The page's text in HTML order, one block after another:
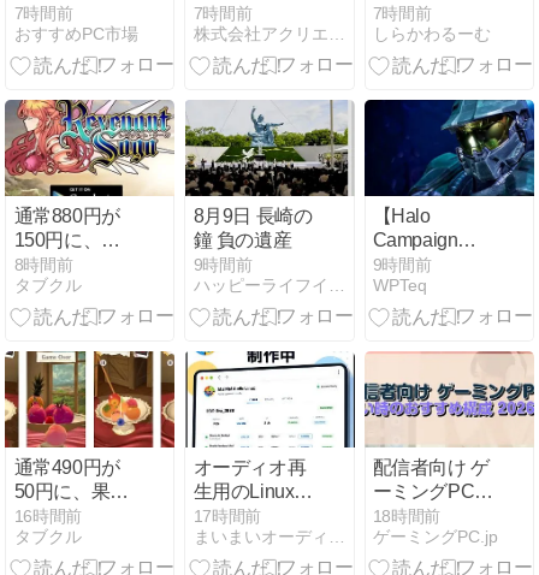
蔵NVMe SSD
おすすめ
7時間前
おすすめPC市場
く理由｜
Windows の静
かな“裏側の仕
7時間前
株式会社アクリエ AQlier
10機能。個人
開発アプリ
「くまモビ」
デート記録
7時間前
しらかわるーむ
通常880円が
150円に、ケ
ムコの王道
RPG『レヴナ
ントサーガ』
プリ値下げセ
ール
2026/08/09
8時間前
タブクル
8月9日 長崎の
鐘 負の遺産
9時間前
ハッピーライフイン沖縄
【Halo
Campaign
Evolved】
Xbox携帯ハー
ドでもプレイ
9時間前
WPTeq
通常490円が
50円に、果物
を積み上げる
3D物理パズル
ゲーム『フル
16時間前
タブクル
オーディオ再
生用のLinuxを
本格的に作り
始めました
17時間前
まいまいオーディオ Blog - オーディオ ＆ PCパーツ
配信者向け ゲ
ーミングPC買
い時のおすす
め構成 2026年
18時間前
ゲーミングPC.jp